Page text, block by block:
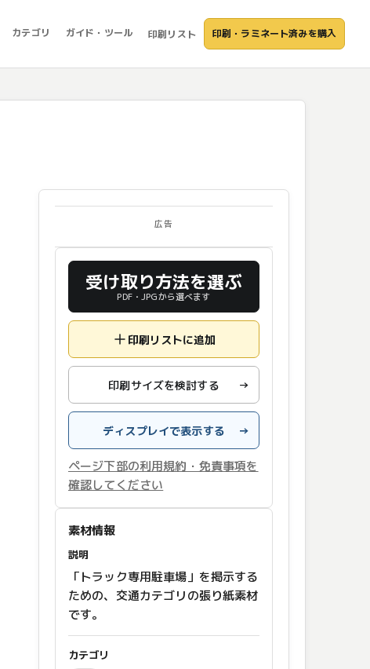
カテゴリ ガイド・ツール 印刷リスト 印刷・ラミネート済みを購入
広告
受け取り方法を選ぶ
PDF・JPGから選べます
印刷リストに追加
印刷サイズを検討する →
ディスプレイで表示する →
ページ下部の利用規約・免責事項を
確認してください
素材情報
説明
「トラック専用駐車場」を掲示する
ための、交通カテゴリの張り紙素材
です。
カテゴリ